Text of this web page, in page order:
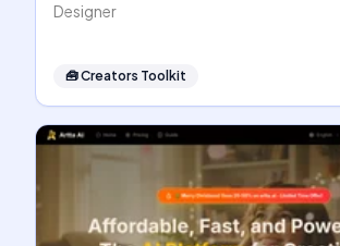
Designer
🧰Creators Toolkit